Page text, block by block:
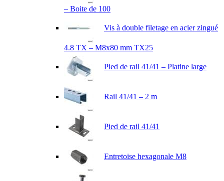
– Boite de 100
Vis à double filetage en acier zingué
4.8 TX – M8x80 mm TX25
Pied de rail 41/41 – Platine large
Rail 41/41 – 2 m
Pied de rail 41/41
Entretoise hexagonale M8